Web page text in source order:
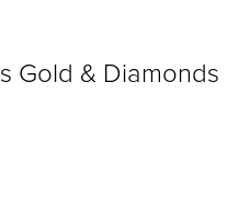
Gold & Diamonds